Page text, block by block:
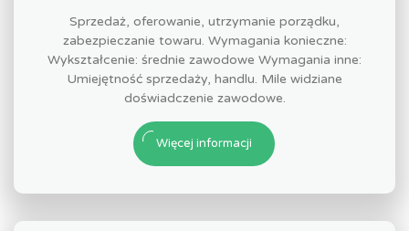
Sprzedaż, oferowanie, utrzymanie porządku,
zabezpieczanie towaru. Wymagania konieczne:
Wykształcenie: średnie zawodowe Wymagania inne:
Umiejętność sprzedaży, handlu. Mile widziane
doświadczenie zawodowe.
Więcej informacji